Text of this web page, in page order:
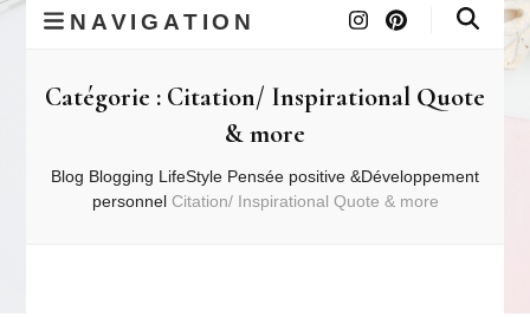
NAVIGATION
Catégorie : Citation/ Inspirational Quote
& more
Blog Blogging LifeStyle Pensée positive &Développement
personnel Citation/ Inspirational Quote & more